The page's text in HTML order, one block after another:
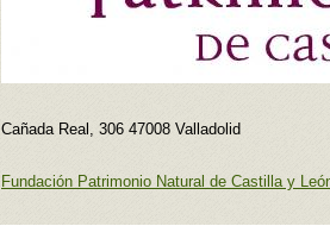
Cañada Real, 306 47008 Valladolid
Fundación Patrimonio Natural de Castilla y